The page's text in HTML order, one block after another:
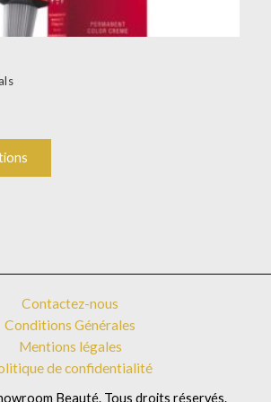
produit
Contactez-nous
Conditions Générales
Mentions légales
de confidentialité
Beauté. Tous droits réservés.